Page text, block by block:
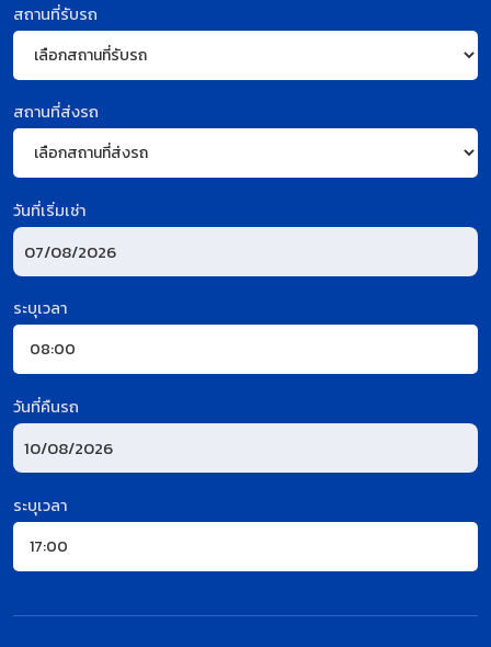
สถานที่รับรถ
สถานที่ส่งรถ
วันที่เริ่มเช่า
ระบุเวลา
วันที่คืนรถ
ระบุเวลา